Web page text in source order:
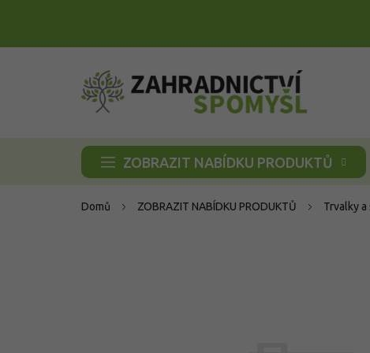
ZOBRAZIT NABÍDKU PRODUKTŮ
Domů ZOBRAZIT NABÍDKU PRODUKTŮ Trvalky